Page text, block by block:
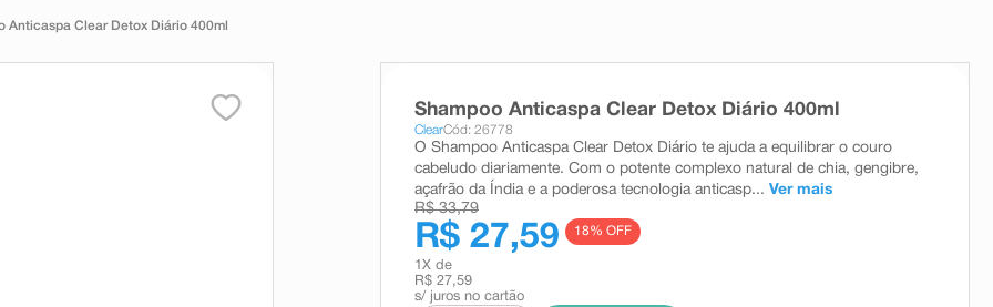
Anticaspa Clear Detox Diário 400ml
Shampoo Anticaspa Clear Detox Diário 400ml
ClearCód: 26778
O Shampoo Anticaspa Clear Detox Diário te ajuda a equilibrar o couro
cabeludo diariamente. Com o potente complexo natural de chia, gengibre,
açafrão da Índia e a poderosa tecnologia anticasp... Ver mais
R$ 33,79
R$ 27,59 18% OFF
1 X de
R$ 27,59
s/ juros no cartão